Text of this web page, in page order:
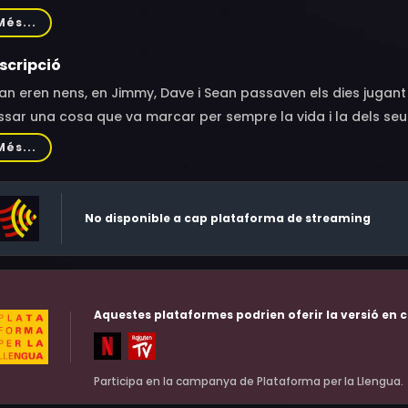
Guiry, Emmy Rossum, Spencer Treat Clark, Andrew Mackin,
John Doman, Cameron Bowen, Jason Kelly, Connor
Davis, Jonathan Togo, Shawn Fitzgibbon, Will Lyman, Celine
Wilder, Douglass Bowen Flynn, Bill Thorpe, Matty Blake,
Smith, Patrick Shea, Duncan B. Putney, Ed O'Keefe, Dave Zee
Peavey, John Franchi, Colleen Kelly, Eli Wallach, Kevin
eren nens, en Jimmy, Dave i Sean passaven els dies
una cosa que va marcar per sempre la vida i la dels
de la filla d’en Jimmy els torna a unir. Sean,
la justícia per la mà.
No disponible a cap plataforma de streaming
Aquestes plataformes podrien oferir la versió en
Participa en la campanya de Plataforma per la Llengua.